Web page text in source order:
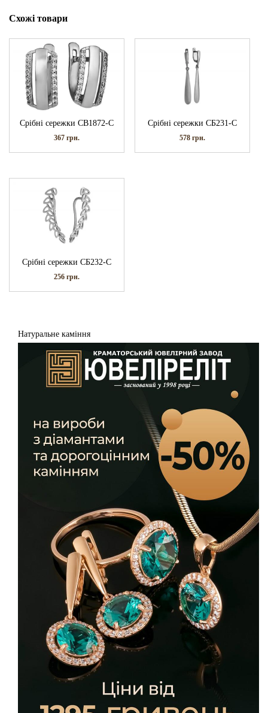
Схожі товари
Срібні сережки СВ1872-С
367грн.
Срібні сережки СБ231-С
578 грн.
Срібні сережки СБ232-С
256грн.
Натуральне каміння